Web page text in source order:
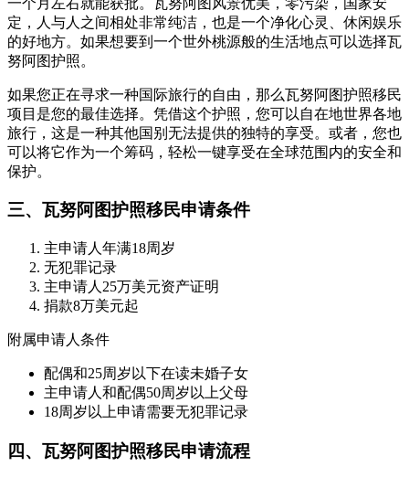
定，人与人之间相处非常纯洁，也是一个净化心灵、休闲娱乐
的好地方。如果想要到一个世外桃源般的生活地点可以选择瓦
努阿图护照。
如果您正在寻求一种国际旅行的自由，那么瓦努阿图护照移民
项目是您的最佳选择。凭借这个护照，您可以自在地世界各地
旅行，这是一种其他国别无法提供的独特的享受。或者，您也
可以将它作为一个筹码，轻松一键享受在全球范围内的安全和
保护。
三、瓦努阿图护照移民申请条件
主申请人年满18周岁
无犯罪记录
主申请人25万美元资产证明
捐款8万美元起
附属申请人条件
配偶和25周岁以下在读未婚子女
主申请人和配偶50周岁以上父母
18周岁以上申请需要无犯罪记录
四、瓦努阿图护照移民申请流程